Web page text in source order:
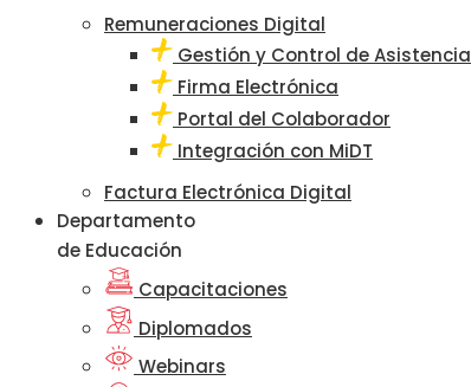
Remuneraciones Digital
Gestión y Control de Asistencia
Firma Electrónica
Portal del Colaborador
Integración con MiDT
Factura Electrónica Digital
Departamento
de Educación
Capacitaciones
Diplomados
Webinars